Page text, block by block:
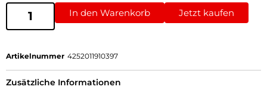
In den Warenkorb Jetzt kaufen
Artikelnummer 4252011910397
Zusätzliche Informationen